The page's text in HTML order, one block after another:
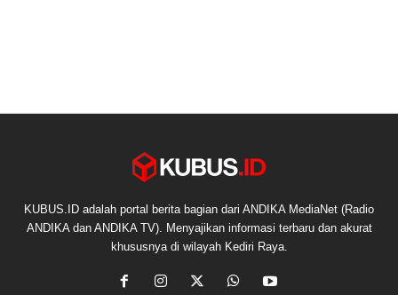
KUBUS.ID adalah portal berita bagian dari ANDIKA MediaNet (Radio
ANDIKA dan ANDIKA TV). Menyajikan informasi terbaru dan akurat
khususnya di wilayah Kediri Raya.